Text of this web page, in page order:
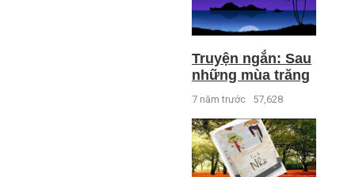
Truyện ngắn: Sau
những mùa trăng
7 năm trước 57,628